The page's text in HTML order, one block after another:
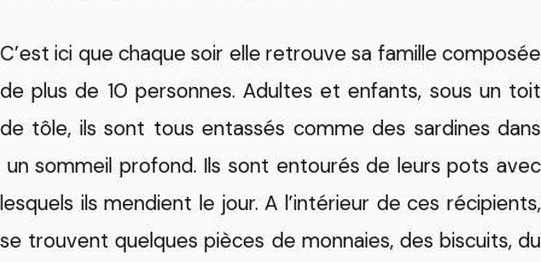
C’est ici que chaque soir elle retrouve sa famille composée
de plus de 10 personnes. Adultes et enfants, sous un toit
de tôle, ils sont tous entassés comme des sardines dans
un sommeil profond. Ils sont entourés de leurs pots avec
lesquels ils mendient le jour. A l’intérieur de ces récipients,
se trouvent quelques pièces de monnaies, des biscuits, du